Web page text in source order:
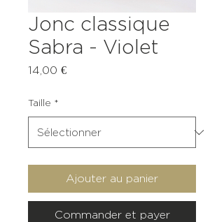
Jonc classique
Sabra - Violet
14,00 €Prix
Taille *
Ajouter au panier
Commander et payer